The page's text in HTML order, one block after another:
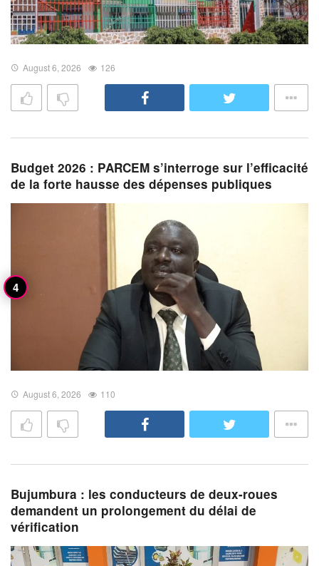
August 6, 2026 126
Budget 2026 : PARCEM s’interroge sur l’efficacité
de la forte hausse des dépenses publiques
August 6, 2026 110
Bujumbura : les conducteurs de deux-roues
demandent un prolongement du délai de
vérification